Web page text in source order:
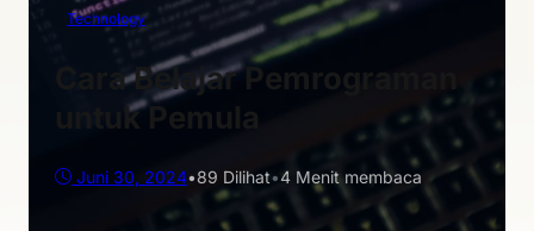
Technology
Cara Belajar Pemrograman
untuk Pemula
Juni 30, 2024•89 Dilihat•4 Menit membaca